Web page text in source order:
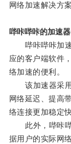
网络加速解决方案
哔咔哔咔的加速器
哔咔哔咔加速
应的客户端软件
络加速的便利。
该加速器采用
网络延迟、提高
络连接更加稳定快
此外，哔咔哔
据用户的实际网